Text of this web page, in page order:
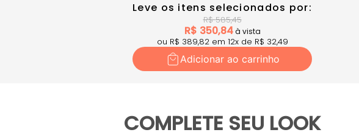
Leve os itens selecionados por:
R$585,45
R$ 350,84à vista
ou R$ 389,82em 12x de R$ 32,49
Adicionar ao carrinho
COMPLETE SEU LOOK